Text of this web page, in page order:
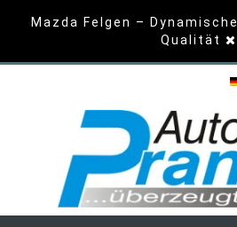
Mazda Felgen –
Qualität